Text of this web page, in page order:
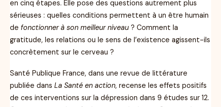
en cinq étapes. Elle pose des questions autrement plus
sérieuses : quelles conditions permettent à un être humain
de fonctionner à son meilleur niveau ? Comment la
gratitude, les relations ou le sens de l’existence agissent-ils
concrètement sur le cerveau ?
Santé Publique France, dans une revue de littérature
publiée dans La Santé en action, recense les effets positifs
de ces interventions sur la dépression dans 9 études sur 12.